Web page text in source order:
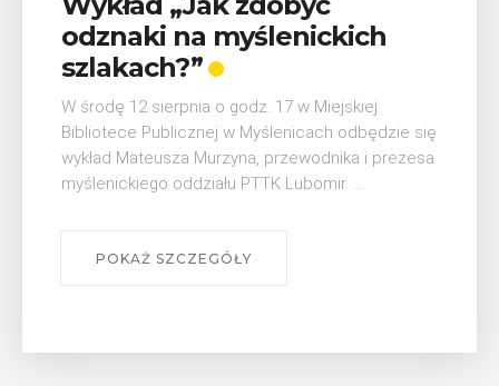
Mieszczanie i rzemieślnicy
W ostatni weekend wakacji, czyli 29-30 sierpnia w
Myślenicach odbędzie się piąta edycja Turnieju
Myślimira. Wydarzenie organizowane przez
Muzeum Niepodległości w Myślenicach odbędzie
się na ...
POKAŻ SZCZEGÓŁY